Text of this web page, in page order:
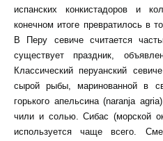
испанских конкистадоров и
конечном итоге превратилось в
В Перу севиче считается
существует праздник,
Классический перуанский
сырой рыбы, маринованной в
горького апельсина (naranja
чили и солью. Сибас (морской
используется чаще всего.